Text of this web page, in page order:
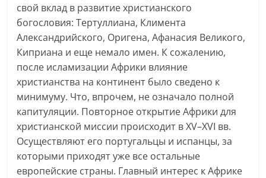
свой вклад в развитие христианского
богословия: Тертуллиана, Климента
Александрийского, Оригена, Афанасия Великого,
Киприана и еще немало имен. К сожалению,
после исламизации Африки влияние
христианства на континент было сведено к
минимуму. Что, впрочем, не означало полной
капитуляции. Повторное открытие Африки для
христианской миссии происходит в ХV–XVI вв.
Осуществляют его португальцы и испанцы, за
которыми приходят уже все остальные
европейские страны. Главный интерес к Африке